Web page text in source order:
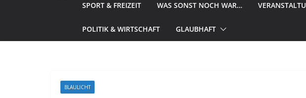
SPORT & FREIZEIT WAS SONST NOCH WAR…
POLITIK & WIRTSCHAFT GLAUBHAFT
BLAULICHT